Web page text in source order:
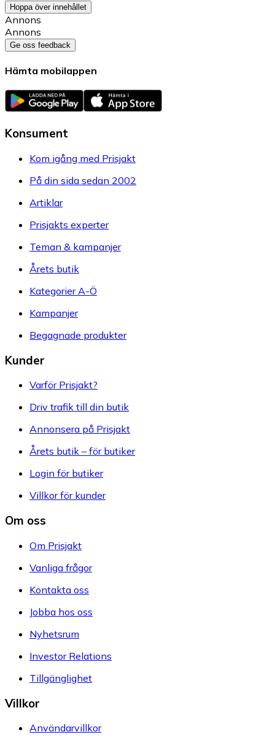
Hoppa över innehållet
Annons
Annons
Ge oss feedback
Hämta mobilappen
Konsument
Kom igång med Prisjakt
På din sida sedan 2002
Artiklar
Prisjakts experter
Teman & kampanjer
Årets butik
Kategorier A-Ö
Kampanjer
Begagnade produkter
Kunder
Varför Prisjakt?
Driv trafik till din butik
Annonsera på Prisjakt
Årets butik – för butiker
Login för butiker
Villkor för kunder
Om oss
Om Prisjakt
Vanliga frågor
Kontakta oss
Jobba hos oss
Nyhetsrum
Investor Relations
Tillgänglighet
Villkor
Användarvillkor